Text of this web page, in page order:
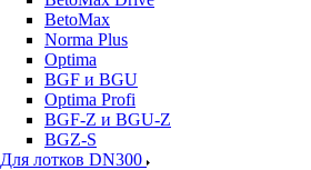
BetoMax
Norma Plus
Optima
BGF и BGU
Optima Profi
BGF-Z и BGU-Z
BGZ-S
Для лотков DN300